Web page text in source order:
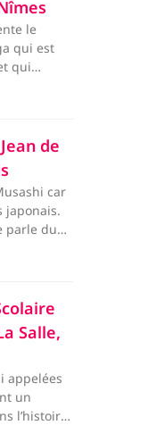
le
qui est
qui
de
car
japonais.
parle du
Salle,
appelées
un
l’histoire